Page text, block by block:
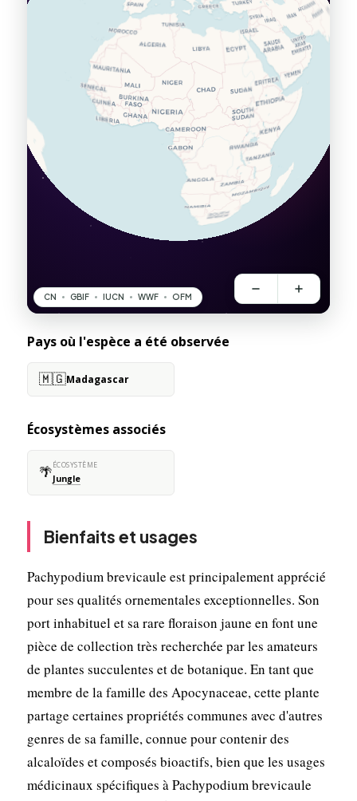
Pays où l'espèce a été observée
🇲🇬Madagascar
Écosystèmes associés
🌴ÉCOSYSTÈME
Jungle
Bienfaits et usages
Pachypodium brevicaule est principalement apprécié
pour ses qualités ornementales exceptionnelles. Son
port inhabituel et sa rare floraison jaune en font une
pièce de collection très recherchée par les amateurs
de plantes succulentes et de botanique. En tant que
membre de la famille des Apocynaceae, cette plante
partage certaines propriétés communes avec d'autres
genres de sa famille, connue pour contenir des
alcaloïdes et composés bioactifs, bien que les usages
médicinaux spécifiques à Pachypodium brevicaule